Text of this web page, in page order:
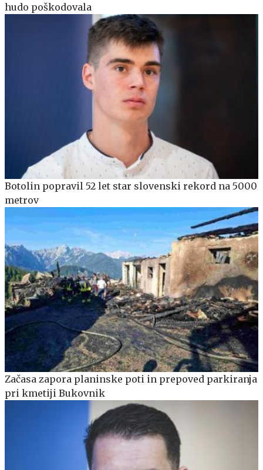
hudo poškodovala
Botolin popravil 52 let star slovenski rekord na 5000
metrov
Začasa zapora planinske poti in prepoved parkiranja
pri kmetiji Bukovnik